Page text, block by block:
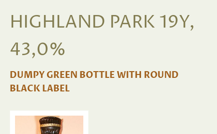
HIGHLAND PARK 19Y,
43,0%
DUMPY GREEN BOTTLE WITH ROUND
BLACK LABEL